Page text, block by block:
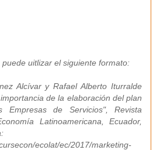
uitlizar el siguiente formato:
Alcívar y Rafael Alberto Iturralde
de la elaboración del plan
de Servicios", Revista
Latinoamericana, Ecuador,
ecolat/ec/2017/marketing-